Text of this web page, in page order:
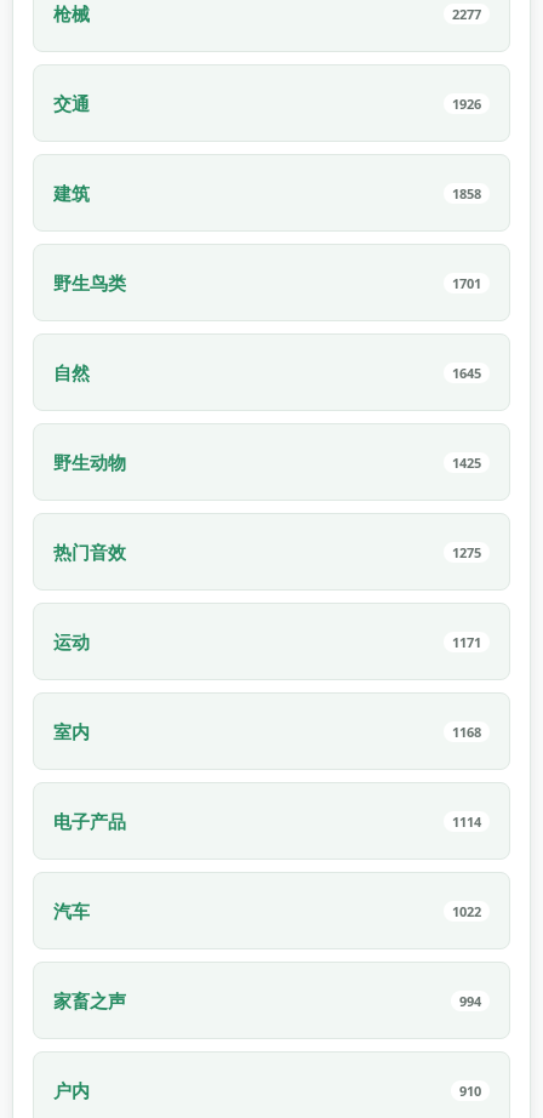
枪械 2277
交通 1926
建筑 1858
野生鸟类 1701
自然 1645
野生动物 1425
热门音效 1275
运动 1171
室内 1168
电子产品 1114
汽车 1022
家畜之声 994
户内 910